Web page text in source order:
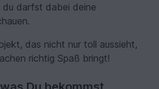
du darfst dabei deine
das nicht nur toll aussieht,
richtig Spaß bringt!